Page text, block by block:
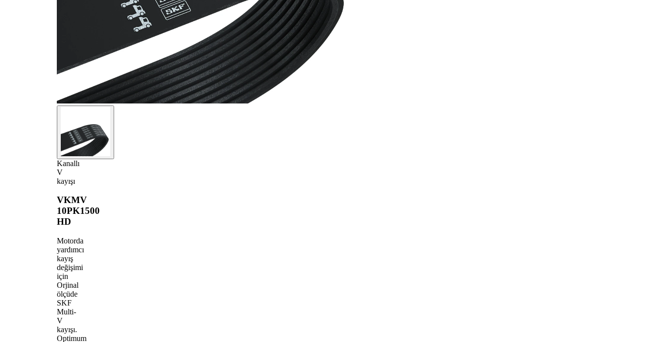
Kanallı
V
kayışı
VKMV
10PK1500
HD
Motorda
yardımcı
kayış
değişimi
için
Orjinal
ölçüde
SKF
Multi-
V
kayışı.
Optimum